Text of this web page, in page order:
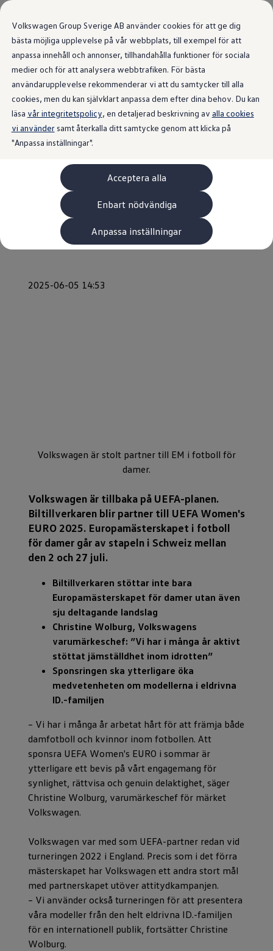
Volkswagen Group Sverige AB använder cookies för att ge dig
bästa möjliga upplevelse på vår webbplats, till exempel för att
anpassa innehåll och annonser, tillhandahålla funktioner för sociala
medier och för att analysera webbtrafiken. För bästa
användarupplevelse rekommenderar vi att du samtycker till alla
cookies, men du kan självklart anpassa dem efter dina behov. Du kan
läsa vår integritetspolicy, en detaljerad beskrivning av alla cookies
vi användersamt återkalla ditt samtycke genom att klicka på
"Anpassa inställningar".
Acceptera alla
Enbart nödvändiga
Anpassa inställningar
Senaste nyttfrån Volkswagen
Sverige.
Volkswagen är partner till
UEFA Women's EURO
2025
2025-06-05 14:53
Volkswagen är stolt partner till EM i fotboll för
damer.
Volkswagen är tillbaka på UEFA-planen.
Biltillverkaren blir partner till UEFA Women's
EURO 2025. Europamästerskapet i fotboll
för damer går av stapeln i Schweiz mellan
den 2 och 27 juli.
Biltillverkaren stöttar inte bara
Europamästerskapet för damer utan även
sju deltagande landslag
Christine Wolburg, Volkswagens
varumärkeschef: ”Vi har i många år aktivt
stöttat jämställdhet inom idrotten”
Sponsringen ska ytterligare öka
medvetenheten om modellerna i eldrivna
ID.-familjen
– Vi har i många år arbetat hårt för att främja både
damfotboll och kvinnor inom fotbollen. Att
sponsra UEFA Women's EURO i sommar är
ytterligare ett bevis på vårt engagemang för
synlighet, rättvisa och genuin delaktighet, säger
Christine Wolburg, varumärkeschef för märket
Volkswagen.
Volkswagen var med som UEFA-partner redan vid
turneringen 2022 i England. Precis som i det förra
mästerskapet har Volkswagen ett andra stort mål
med partnerskapet utöver attitydkampanjen.
– Vi använder också turneringen för att presentera
våra modeller från den helt eldrivna ID.-familjen
för en internationell publik, fortsätter Christine
Wolburg.